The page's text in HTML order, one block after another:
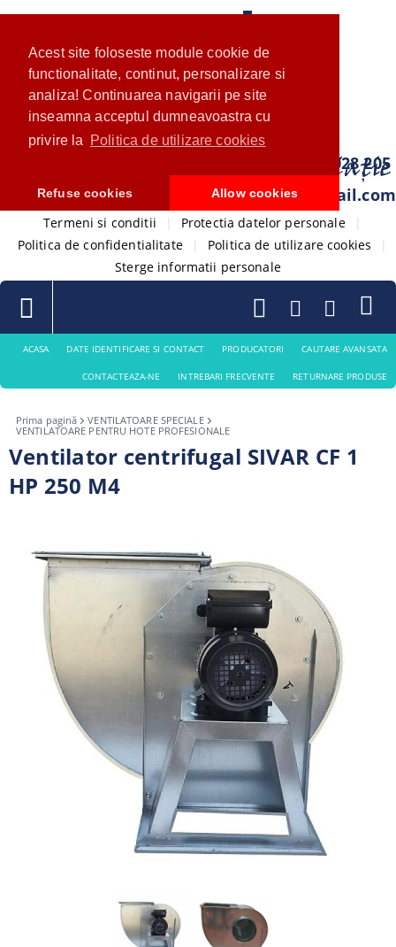
Acest site foloseste module cookie de
functionalitate, continut, personalizare si
analiza! Continuarea navigarii pe site
inseamna acceptul dumneavoastra cu
privire la
Politica de utilizare cookies
Refuse cookies Allow cookies
0733 028 205
com.ventistore@gmail.com
Termeni si conditii Protectia datelor personale
Politica de confidentialitate
Politica de utilizare cookies
Sterge informatii personale
ACASA DATE IDENTIFICARE SI CONTACT PRODUCATORI CAUTARE AVANSATA
CONTACTEAZA-NE INTREBARI FRECVENTE RETURNARE PRODUSE
Prima pagină
VENTILATOARE SPECIALE
VENTILATOARE PENTRU HOTE PROFESIONALE
Ventilator centrifugal SIVAR CF 1
HP 250 M4